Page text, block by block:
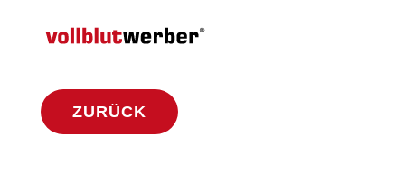
ZURÜCK